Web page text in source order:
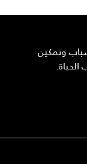
وتمكين